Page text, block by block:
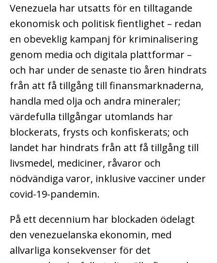
Venezuela har utsatts för en tilltagande
ekonomisk och politisk fientlighet – redan
en obeveklig kampanj för kriminalisering
genom media och digitala plattformar –
och har under de senaste tio åren hindrats
från att få tillgång till finansmarknaderna,
handla med olja och andra mineraler;
värdefulla tillgångar utomlands har
blockerats, frysts och konfiskerats; och
landet har hindrats från att få tillgång till
livsmedel, mediciner, råvaror och
nödvändiga varor, inklusive vacciner under
covid-19-pandemin.
På ett decennium har blockaden ödelagt
den venezuelanska ekonomin, med
allvarliga konsekvenser för det